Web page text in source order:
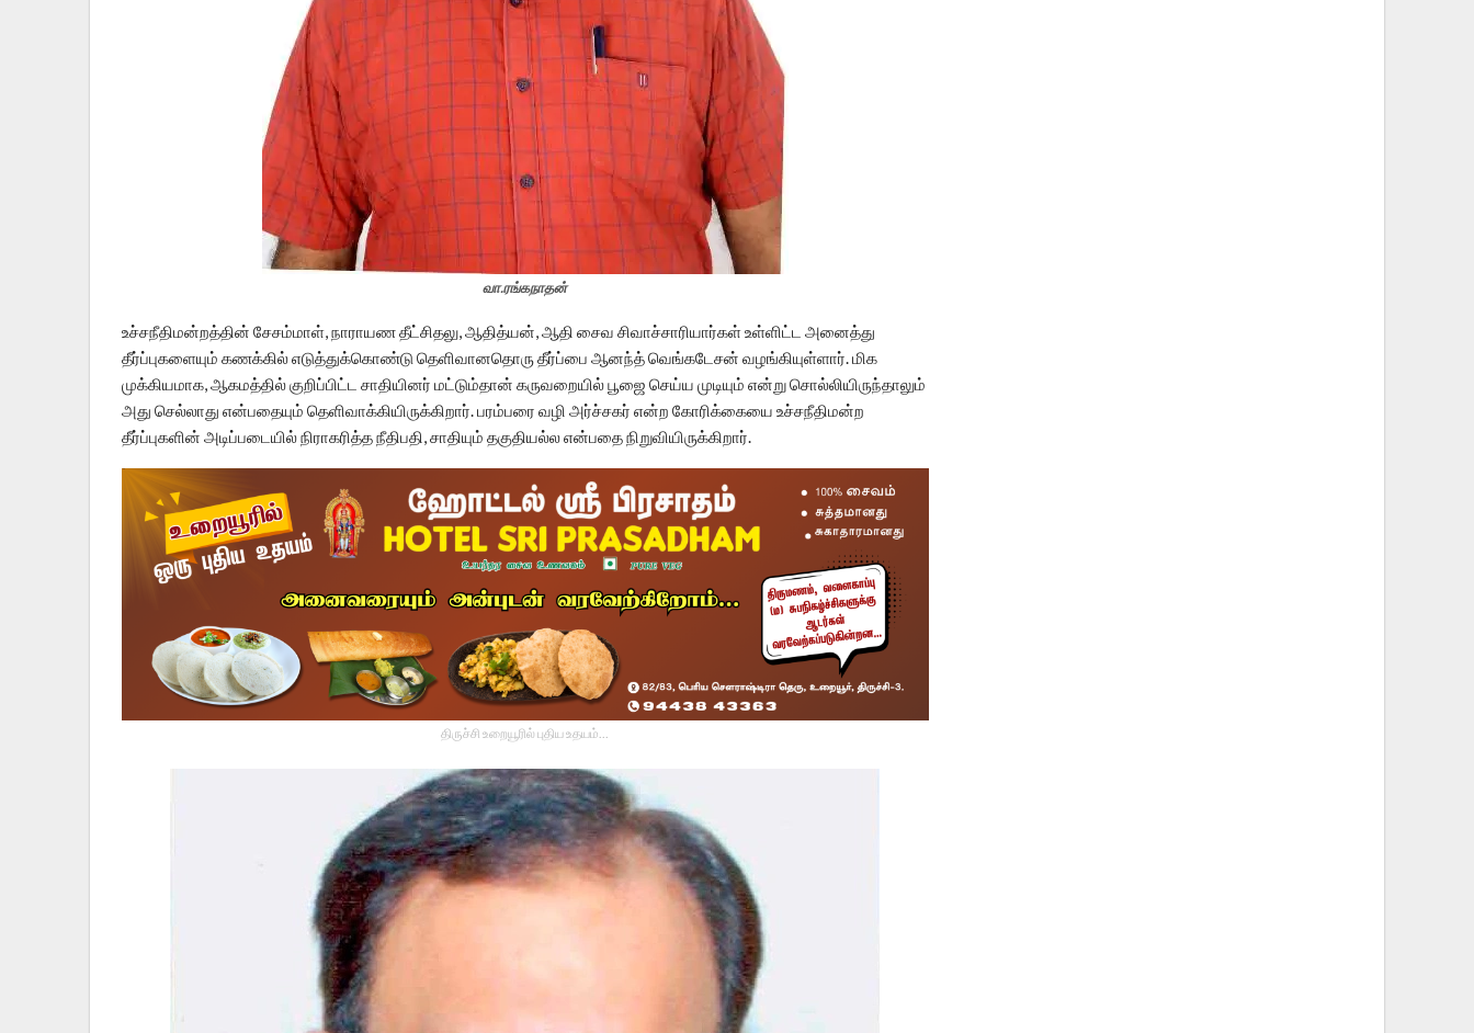
வா.ரங்கநாதன்
உச்சநீதிமன்றத்தின் சேசம்மாள், நாராயண தீட்சிதலு, ஆதித்யன், ஆதி சைவ சிவாச்சாரியார்கள் உள்ளிட்ட அனைத்து
தீர்ப்புகளையும் கணக்கில் எடுத்துக்கொண்டு தெளிவானதொரு தீர்ப்பை ஆனந்த் வெங்கடேசன் வழங்கியுள்ளார். மிக
முக்கியமாக, ஆகமத்தில் குறிப்பிட்ட சாதியினர் மட்டும்தான் கருவறையில் பூஜை செய்ய முடியும் என்று சொல்லியிருந்தாலும்
அது செல்லாது என்பதையும் தெளிவாக்கியிருக்கிறார். பரம்பரை வழி அர்ச்சகர் என்ற கோரிக்கையை உச்சநீதிமன்ற
தீர்ப்புகளின் அடிப்படையில் நிராகரித்த நீதிபதி, சாதியும் தகுதியல்ல என்பதை நிறுவியிருக்கிறார்.
திருச்சி உறையூரில் புதிய உதயம்...